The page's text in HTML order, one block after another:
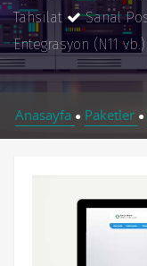
Tahsilat
Sanal
Entegrasyon (N11 vb.)
Anasayfa ● Paketler ●